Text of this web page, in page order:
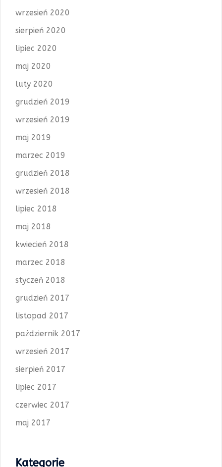
wrzesień 2020
sierpień 2020
lipiec 2020
maj 2020
luty 2020
grudzień 2019
wrzesień 2019
maj 2019
marzec 2019
grudzień 2018
wrzesień 2018
lipiec 2018
maj 2018
kwiecień 2018
marzec 2018
styczeń 2018
grudzień 2017
listopad 2017
październik 2017
wrzesień 2017
sierpień 2017
lipiec 2017
czerwiec 2017
maj 2017
Kategorie